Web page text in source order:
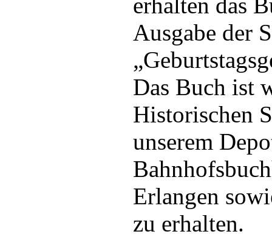
Ausgabe der
Das Buch ist
Historischen
unserem
Erlangen
zu erhalten.